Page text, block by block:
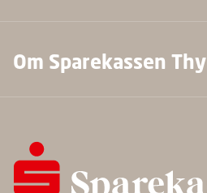
Om Sparekassen Thy